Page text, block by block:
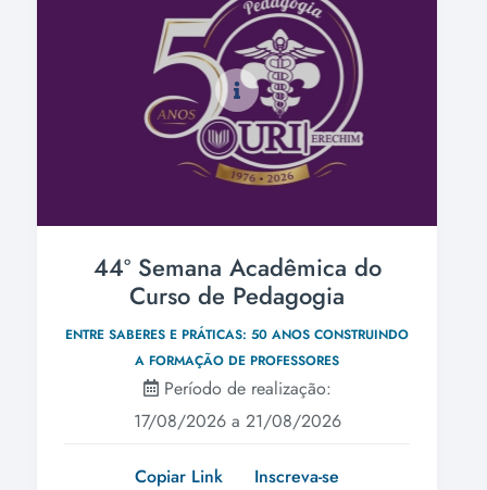
44º Semana Acadêmica do
Curso de Pedagogia
ENTRE SABERES E PRÁTICAS: 50 ANOS CONSTRUINDO
A FORMAÇÃO DE PROFESSORES
Período de realização:
17/08/2026 a 21/08/2026
Copiar Link Inscreva-se